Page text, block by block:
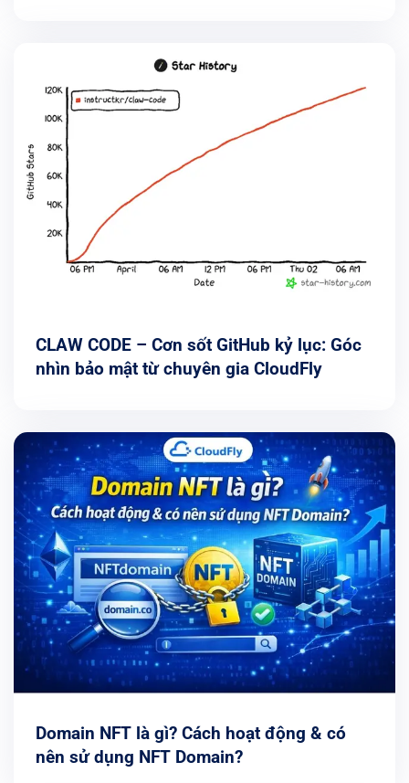
CLAW CODE – Cơn sốt GitHub kỷ lục: Góc
nhìn bảo mật từ chuyên gia CloudFly
Domain NFT là gì? Cách hoạt động & có
nên sử dụng NFT Domain?